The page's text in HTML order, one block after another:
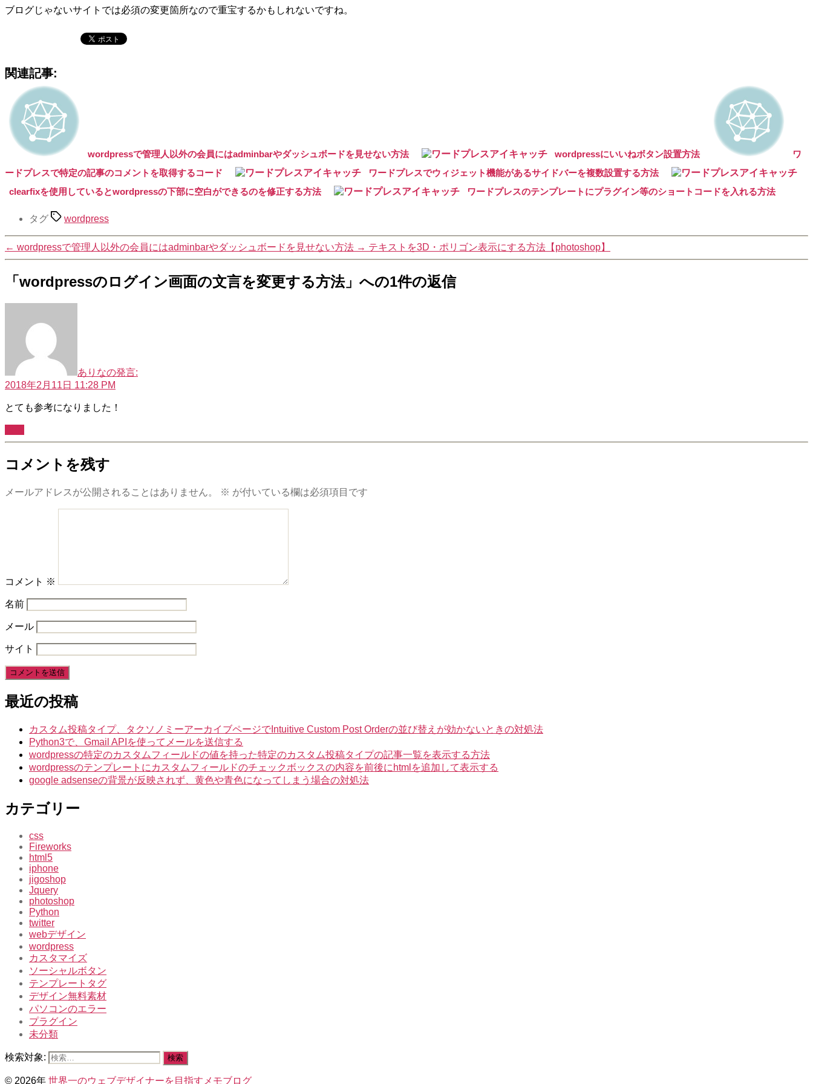
ブログじゃないサイトでは必須の変更箇所なので重宝するかもしれないですね。
関連記事:
wordpressで管理人以外の会員にはadminbarやダッシュボードを見せない方法 wordpressにいいねボタン設置方法
ワ
ードプレスで特定の記事のコメントを取得するコード
ワードプレスでウィジェット機能があるサイドバーを複数設置する方法
clearfixを使用しているとwordpressの下部に空白ができるのを修正する方法
ワードプレスのテンプレートにプラグイン等のショートコードを入れる方法
タグ wordpress
← wordpressで管理人以外の会員にはadminbarやダッシュボードを見せない方法 → テキストを3D・ポリゴン表示にする方法【photoshop】
「wordpressのログイン画面の文言を変更する方法」への1件の返信
ありなの発言:
2018年2月11日 11:28 PM
とても参考になりました！
コメントを残す
メールアドレスが公開されることはありません。 ※ が付いている欄は必須項目です
コメント ※
名前
メール
サイト
最近の投稿
カスタム投稿タイプ、タクソノミーアーカイブページでIntuitive Custom Post Orderの並び替えが効かないときの対処法
Python3で、Gmail APIを使ってメールを送信する
wordpressの特定のカスタムフィールドの値を持った特定のカスタム投稿タイプの記事一覧を表示する方法
wordpressのテンプレートにカスタムフィールドのチェックボックスの内容を前後にhtmlを追加して表示する
google adsenseの背景が反映されず、黄色や青色になってしまう場合の対処法
カテゴリー
css
Fireworks
html5
iphone
jigoshop
Jquery
photoshop
Python
twitter
webデザイン
wordpress
カスタマイズ
ソーシャルボタン
テンプレートタグ
デザイン無料素材
パソコンのエラー
プラグイン
未分類
検索対象:
© 2026年 世界一のウェブデザイナーを目指すメモブログ